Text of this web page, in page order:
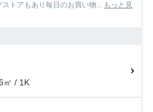
トアもあり毎日のお買い物... もっと見
㎡ / 1K